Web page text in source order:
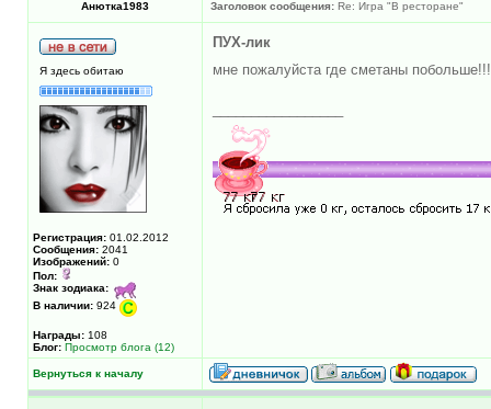
Анютка1983 Заголовок сообщения: Re: Игра "В ресторане"
Я здесь обитаю
Регистрация: 01.02.2012
Сообщения: 2041
Изображений: 0
Пол:
Знак зодиака:
В наличии: 924
Награды: 108
Блог: Просмотр блога (12)
ПУХ-лик
мне пожалуйста где сметаны
Вернуться к началу